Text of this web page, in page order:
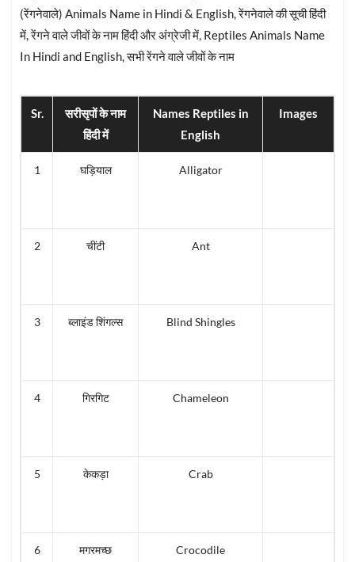
(रेंगनेवाले) Animals Name in Hindi & English, रेंगनेवाले की सूची हिंदी
में, रेंगने वाले जीवों के नाम हिंदी और अंग्रेजी में, Reptiles Animals Name
In Hindi and English, सभी रेंगने वाले जीवों के नाम
Sr.
सरीसृपों के नाम
हिंदी में
Names Reptiles in
English
Images
1 घड़ियाल Alligator
2 चींटी Ant
3 ब्लाइंड शिंगल्स Blind Shingles
4 गिरगिट Chameleon
5 केकड़ा Crab
6 मगरमच्छ Crocodile